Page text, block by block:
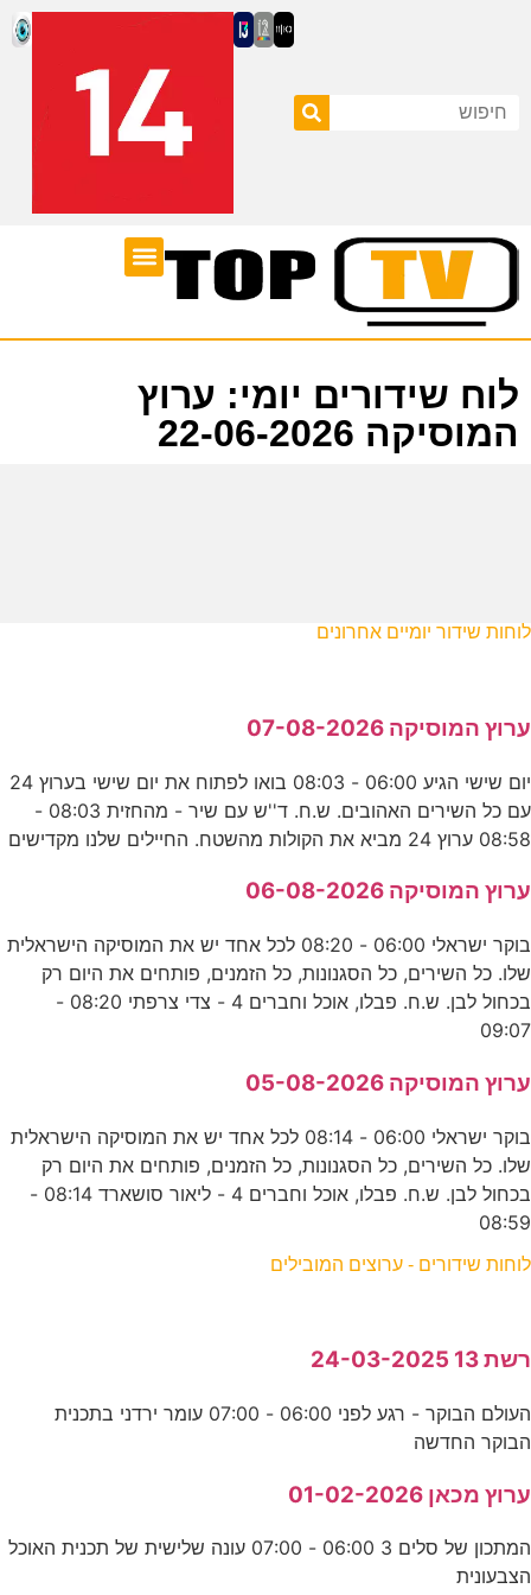
לוח שידורים יומי: ערוץ
המוסיקה 22-06-2026
לוחות שידור יומיים אחרונים
ערוץ המוסיקה 07-08-2026
יום שישי הגיע 06:00 - 08:03 בואו לפתוח את יום שישי בערוץ 24
עם כל השירים האהובים. ש.ח. ד''ש עם שיר - מהחזית 08:03 -
08:58 ערוץ 24 מביא את הקולות מהשטח. החיילים שלנו מקדישים
ערוץ המוסיקה 06-08-2026
בוקר ישראלי 06:00 - 08:20 לכל אחד יש את המוסיקה הישראלית
שלו. כל השירים, כל הסגנונות, כל הזמנים, פותחים את היום רק
בכחול לבן. ש.ח. פבלו, אוכל וחברים 4 - צדי צרפתי 08:20 -
09:07
ערוץ המוסיקה 05-08-2026
בוקר ישראלי 06:00 - 08:14 לכל אחד יש את המוסיקה הישראלית
שלו. כל השירים, כל הסגנונות, כל הזמנים, פותחים את היום רק
בכחול לבן. ש.ח. פבלו, אוכל וחברים 4 - ליאור סושארד 08:14 -
08:59
לוחות שידורים - ערוצים המובילים
רשת 13 24-03-2025
העולם הבוקר - רגע לפני 06:00 - 07:00 עומר ירדני בתכנית
הבוקר החדשה
ערוץ מכאן 01-02-2026
המתכון של סלים 3 06:00 - 07:00 עונה שלישית של תכנית האוכל
הצבעונית